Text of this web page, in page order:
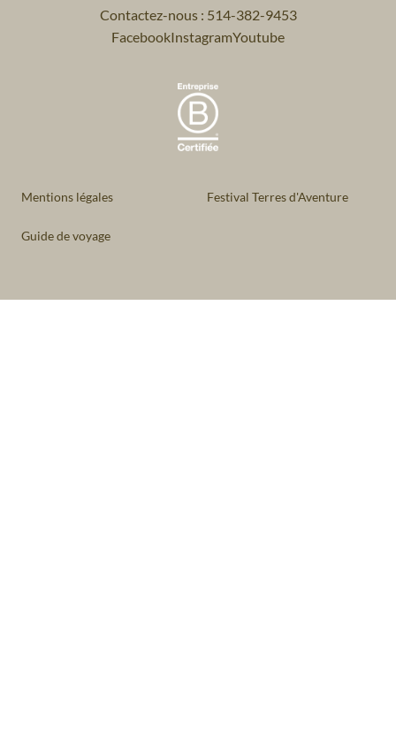
Contactez-nous : 514-382-9453
FacebookInstagramYoutube
Mentions légales Festival Terres d'Aventure
Guide de voyage